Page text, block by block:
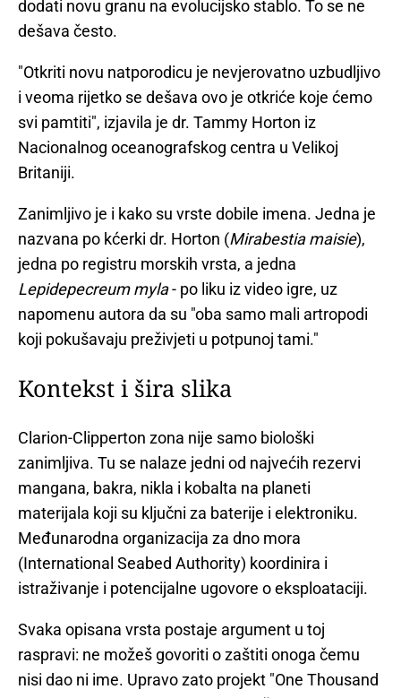
dodati novu granu na evolucijsko stablo. To se ne
dešava često.
"Otkriti novu natporodicu je nevjerovatno uzbudljivo
i veoma rijetko se dešava ovo je otkriće koje ćemo
svi pamtiti", izjavila je dr. Tammy Horton iz
Nacionalnog oceanografskog centra u Velikoj
Britaniji.
Zanimljivo je i kako su vrste dobile imena. Jedna je
nazvana po kćerki dr. Horton (Mirabestia maisie),
jedna po registru morskih vrsta, a jedna
Lepidepecreum myla- po liku iz video igre, uz
napomenu autora da su "oba samo mali artropodi
koji pokušavaju preživjeti u potpunoj tami."
Kontekst i šira slika
Clarion-Clipperton zona nije samo biološki
zanimljiva. Tu se nalaze jedni od najvećih rezervi
mangana, bakra, nikla i kobalta na planeti
materijala koji su ključni za baterije i elektroniku.
Međunarodna organizacija za dno mora
(International Seabed Authority) koordinira i
istraživanje i potencijalne ugovore o eksploataciji.
Svaka opisana vrsta postaje argument u toj
raspravi: ne možeš govoriti o zaštiti onoga čemu
nisi dao ni ime. Upravo zato projekt "One Thousand